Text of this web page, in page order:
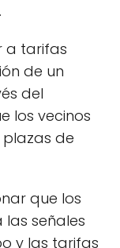
a tarifas
de un
del
los vecinos
de
que los
señales
y las tarifas